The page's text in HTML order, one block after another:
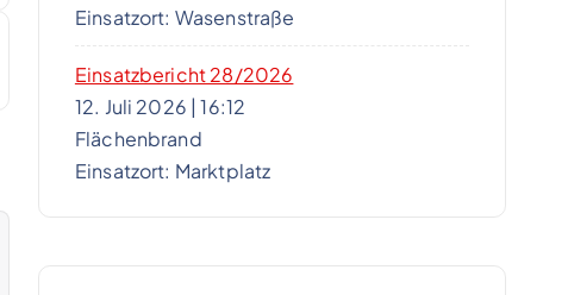
Einsatzort: Wasenstraße
Einsatzbericht 28/2026
12. Juli 2026 |16:12
Flächenbrand
Einsatzort: Marktplatz